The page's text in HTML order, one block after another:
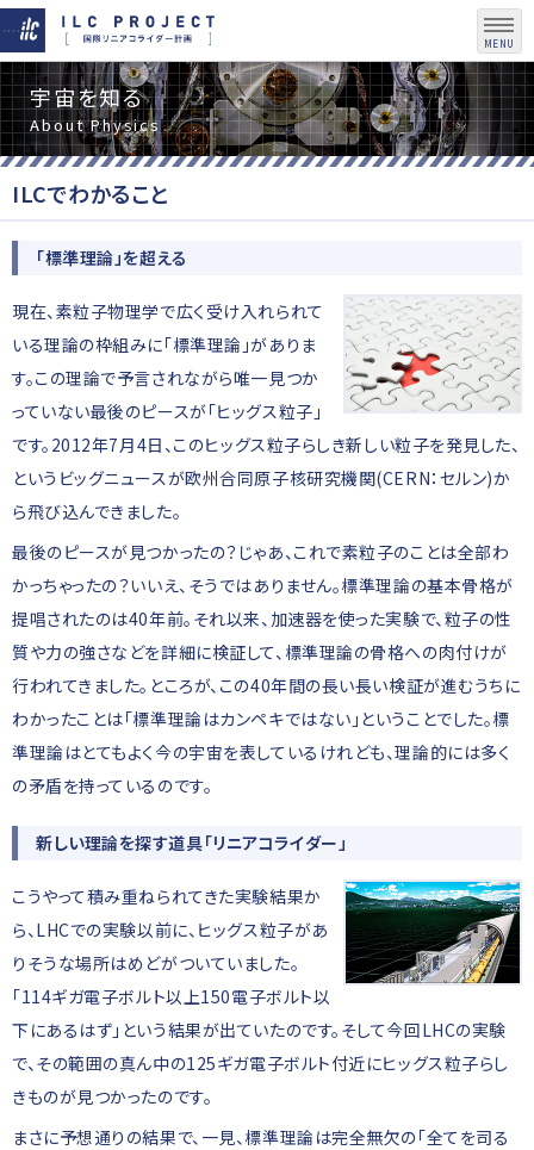
MENU
宇宙を知る
About Physics
ILCでわかること
「標準理論」を超える
現在、素粒子物理学で広く受け入れられて
いる理論の枠組みに「標準理論」がありま
す。この理論で予言されながら唯一見つか
っていない最後のピースが「ヒッグス粒子」
です。2012年7月4日、このヒッグス粒子らしき新しい粒子を発見した、
というビッグニュースが欧州合同原子核研究機関(CERN：セルン)か
ら飛び込んできました。
最後のピースが見つかったの？じゃあ、これで素粒子のことは全部わ
かっちゃったの？いいえ、そうではありません。標準理論の基本骨格が
提唱されたのは40年前。それ以来、加速器を使った実験で、粒子の性
質や力の強さなどを詳細に検証して、標準理論の骨格への肉付けが
行われてきました。ところが、この40年間の長い長い検証が進むうちに
わかったことは「標準理論はカンペキではない」ということでした。標
準理論はとてもよく今の宇宙を表しているけれども、理論的には多く
の矛盾を持っているのです。
新しい理論を探す道具「リニアコライダー」
こうやって積み重ねられてきた実験結果か
ら、LHCでの実験以前に、ヒッグス粒子があ
りそうな場所はめどがついていました。
「114ギガ電子ボルト以上150電子ボルト以
下にあるはず」という結果が出ていたのです。そして今回LHCの実験
で、その範囲の真ん中の125ギガ電子ボルト付近にヒッグス粒子らし
きものが見つかったのです。
まさに予想通りの結果で、一見、標準理論は完全無欠の「全てを司る